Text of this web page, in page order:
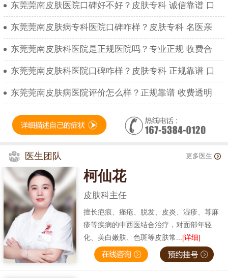
东莞莞南皮肤医院口碑好不好？皮肤专科 诚信靠谱 口
东莞莞南皮肤病专科医院口碑咋样？皮肤专科 名医亲
东莞莞南皮肤科医院是正规医院吗？专业正规 收费合
东莞莞南皮肤科医院口碑咋样？皮肤专科 正规靠谱 口
东莞莞南皮肤病医院评价怎么样？正规靠谱 收费透明
医生团队 更多医生
柯仙花
皮肤科主任
擅长疤痕、痤疮、脱发、皮炎、湿疹、荨麻
疹等疾病的中西医结合治疗，对面部年轻
化、美白嫩肤、色斑等皮肤常... [详细]